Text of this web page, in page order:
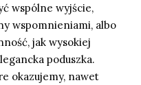
wspólne wyjście,
wspomnieniami, albo
jak wysokiej
poduszka.
okazujemy, nawet